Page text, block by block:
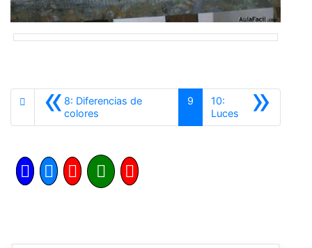
«8: Diferencias de
colores
9 »
10:
Luces Siguiente